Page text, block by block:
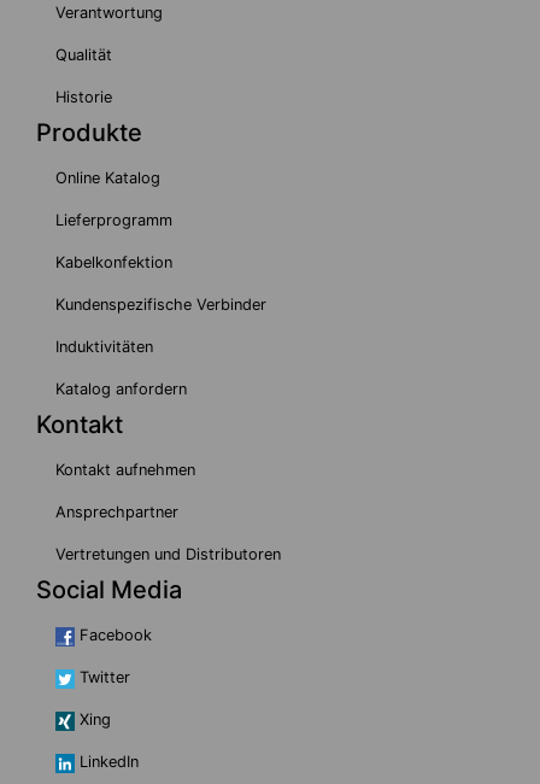
Verantwortung
Qualität
Historie
Produkte
Online Katalog
Lieferprogramm
Kabelkonfektion
Kundenspezifische Verbinder
Induktivitäten
Katalog anfordern
Kontakt
Kontakt aufnehmen
Ansprechpartner
Vertretungen und Distributoren
Social Media
Facebook
Twitter
Xing
LinkedIn